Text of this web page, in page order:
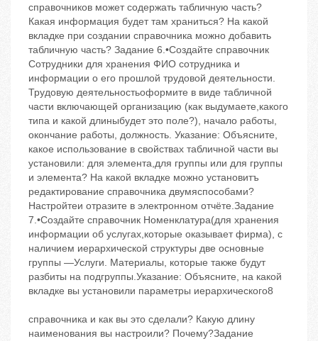
справочников может содержать табличную часть?
Какая информация будет там храниться? На какой
вкладке при создании справочника можно добавить
табличную часть? Задание 6.•Создайте справочник
Сотрудники для хранения ФИО сотрудника и
информации о его прошлой трудовой деятельности.
Трудовую деятельностьоформите в виде табличной
части включающей организацию (как выдумаете,какого
типа и какой длиныбудет это поле?), начало работы,
окончание работы, должность. Указание: Объясните,
какое использование в свойствах табличной части вы
установили: для элемента,для группы или для группы
и элемента? На какой вкладке можно установитъ
редактирование справочника двумяспособами?
Настройтеи отразите в электронном отчёте.Задание
7.•Создайте справочник Номенклатура(для хранения
информации об услугах,которые оказывает фирма), с
наличием иерархической структуры две основные
группы —Услуги. Материалы, которые также будут
разбиты на подгруппы.Указание: Объясните, на какой
вкладке вы установили параметры иерархического8
справочника и как вы это сделали? Какую длину
наименования вы настроили? Почему?Задание